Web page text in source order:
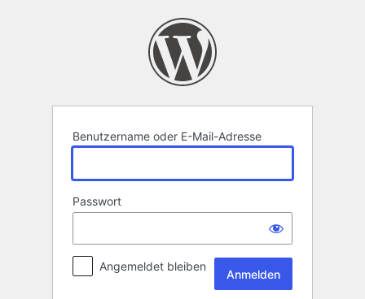
Benutzername oder E-Mail-Adresse
Passwort
Angemeldet bleiben